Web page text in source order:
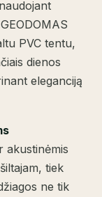
PVC tentu,
dienos
eleganciją
akustinėmis
tiek
ne tik